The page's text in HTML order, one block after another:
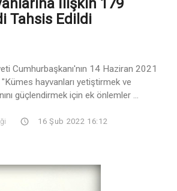
Tahsis Edildi
Cumhurbaşkanı'nın 14 Haziran 2021
hayvanları yetiştirmek ve
güçlendirmek için ek önlemler ...
16 Şub 2022 16:12